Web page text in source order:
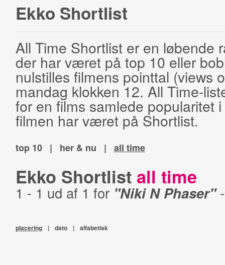
Ekko Shortlist
All Time Shortlist er en løbende
der har været på top 10 eller
nulstilles filmens pointtal (views
mandag klokken 12. All Time-
for en films samlede popularitet
filmen har været på Shortlist.
top 10 | her & nu | all time
Ekko Shortlist all time
1 - 1 ud af 1 for "Niki N Phaser"
placering | dato | alfabetisk